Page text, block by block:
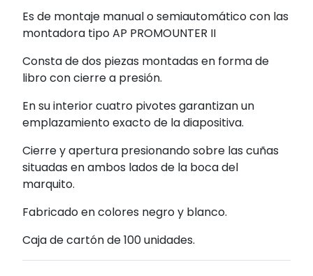
Es de montaje manual o semiautomático con las
montadora tipo AP PROMOUNTER II
Consta de dos piezas montadas en forma de
libro con cierre a presión.
En su interior cuatro pivotes garantizan un
emplazamiento exacto de la diapositiva.
Cierre y apertura presionando sobre las cuñas
situadas en ambos lados de la boca del
marquito.
Fabricado en colores negro y blanco.
Caja de cartón de 100 unidades.